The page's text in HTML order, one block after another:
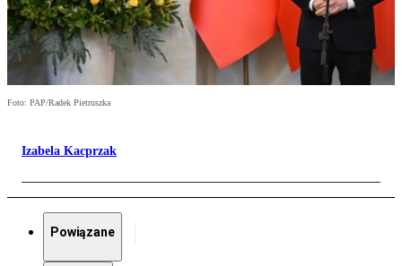
Foto: PAP/Radek Pietruszka
Izabela Kacprzak
Powiązane